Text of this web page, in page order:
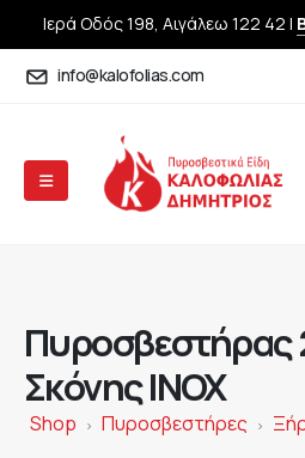
Ιερά Οδός 198, Αιγάλεω 122 42 |
info@kalofolias.com
Πυροσβεστήρας
Σκόνης INOX
Shop > Πυροσβεστήρες >